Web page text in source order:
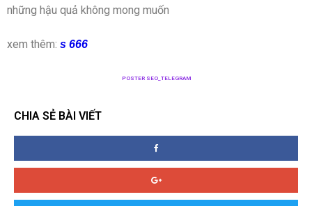
những hậu quả không mong muốn
xem thêm: s 666
POSTER SEO_TELEGRAM
CHIA SẺ BÀI VIẾT